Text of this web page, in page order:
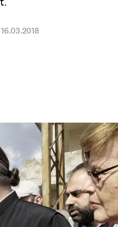
Gemeindematerial
Bildungsmaterial
& Mitmachen
Bildungsmaterial
16.03.2018